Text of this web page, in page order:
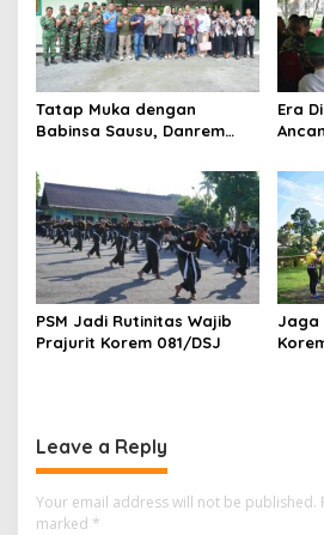
Tatap Muka dengan
Babinsa Sausu, Danrem
Penting untuk Prajurit
Era
PSM Jadi Rutinitas Wajib
Prajurit Korem 081/DSJ
Jaga
Leave a Reply
Your email address will not be published.
marked *